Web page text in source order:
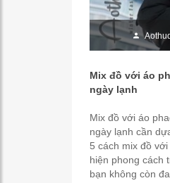
Mix đồ với áo
ngày lạnh
Mix đồ với áo
ngày lạnh cần
5 cách mix đồ
hiện phong cách
bạn không còn